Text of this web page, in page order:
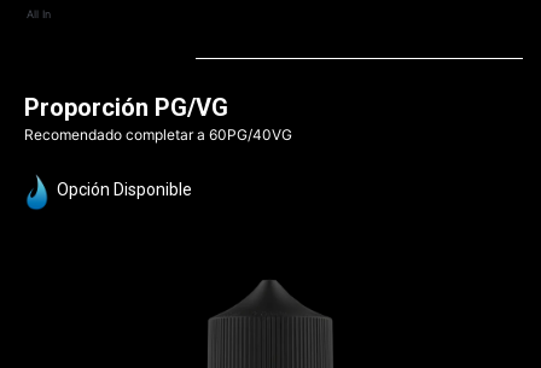
All In
Proporción PG/VG
Recomendado completar a 60PG/40VG
Opción Disponible